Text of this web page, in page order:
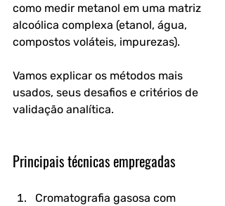
como medir metanol em uma matriz
alcoólica complexa (etanol, água,
compostos voláteis, impurezas).
Vamos explicar os métodos mais
usados, seus desafios e critérios de
validação analítica.
Principais técnicas empregadas
Cromatografia gasosa com